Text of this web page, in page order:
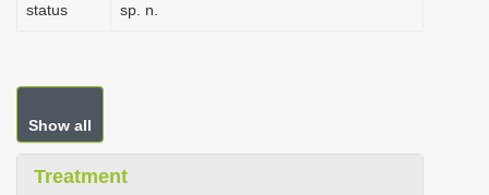
status sp. n.
Show all
Treatment